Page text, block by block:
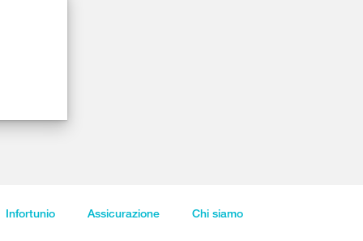
Infortunio Assicurazione Chi siamo